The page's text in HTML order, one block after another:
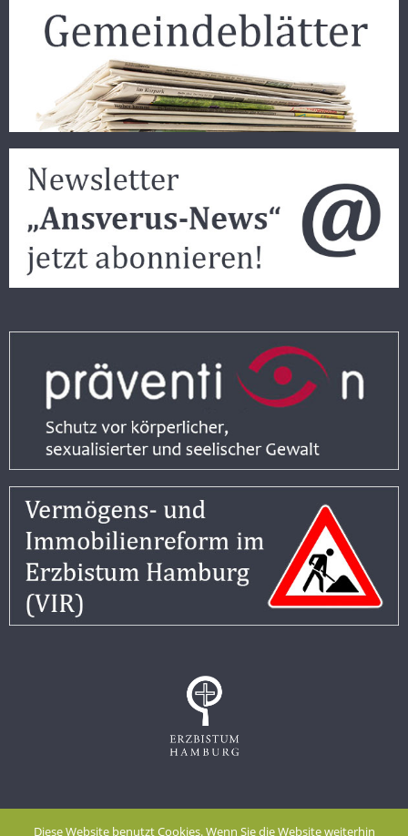
Impressum
Datenschutzerklärung
Diese Website benutzt Cookies. Wenn Sie die Website weiterhin